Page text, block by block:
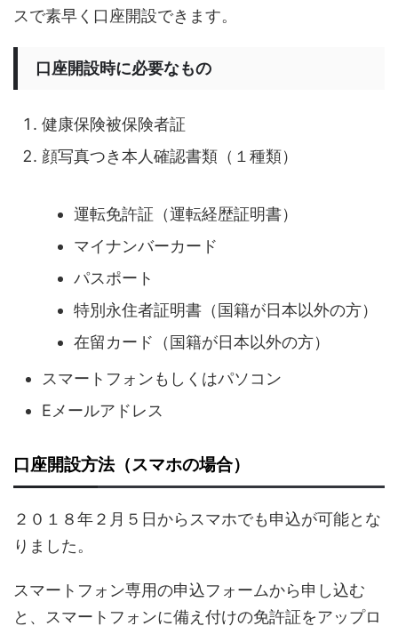
スで素早く口座開設できます。
口座開設時に必要なもの
健康保険被保険者証
顔写真つき本人確認書類（１種類）
運転免許証（運転経歴証明書）
マイナンバーカード
パスポート
特別永住者証明書（国籍が日本以外の方）
在留カード（国籍が日本以外の方）
スマートフォンもしくはパソコン
Eメールアドレス
口座開設方法（スマホの場合）
２０１８年２月５日からスマホでも申込が可能とな
りました。
スマートフォン専用の申込フォームから申し込む
と、スマートフォンに備え付けの免許証をアップロ